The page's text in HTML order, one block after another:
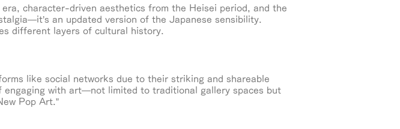
character-driven aesthetics from the Heisei period, and the
an updated version of the Japanese sensibility.
different layers of cultural history.
like social networks due to their striking and shareable
engaging with art—not limited to traditional gallery spaces but
Pop Art.”